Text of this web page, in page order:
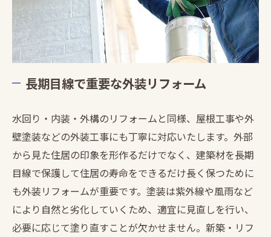
長期目線で重要な外装リフォーム
水回り・内装・外構のリフォームと同様、屋根工事や外
壁塗装などの外装工事にも丁寧に対応いたします。外部
から見た住居の印象を形作るだけでなく、建築材を長期
目線で保護して住居の寿命をできるだけ長く保つために
も外装リフォームが重要です。塗装は紫外線や風雨など
により自然と劣化していくため、適宜に見直しを行い、
必要に応じて塗り直すことが欠かせません。新築・リフ